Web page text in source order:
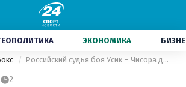
ЭКОНОМИКА
Российский судья боя Усик – Чисора дал совет украинцу, чтобы он не повторил ошибку Ломаченко
2